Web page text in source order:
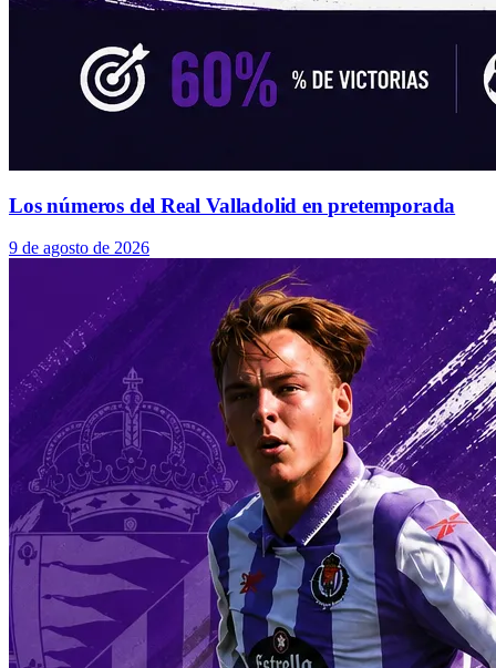
Los números del Real Valladolid en pretemporada
9 de agosto de 2026